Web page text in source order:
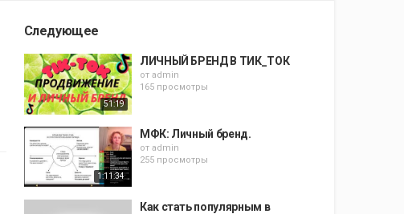
Следующее
51:19
ЛИЧНЫЙ БРЕНД В ТИК_ТОК
от admin
165 просмотры
1:11:34
МФК: Личный бренд.
от admin
255 просмотры
Как стать популярным в